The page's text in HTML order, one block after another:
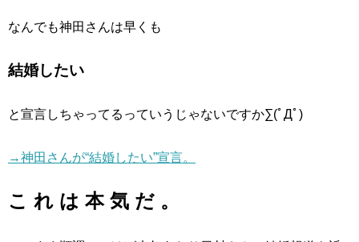
なんでも神田さんは早くも
結婚したい
と宣言しちゃってるっていうじゃないですか∑(ﾟДﾟ)
→神田さんが“結婚したい”宣言。
こ れ は 本 気 だ 。